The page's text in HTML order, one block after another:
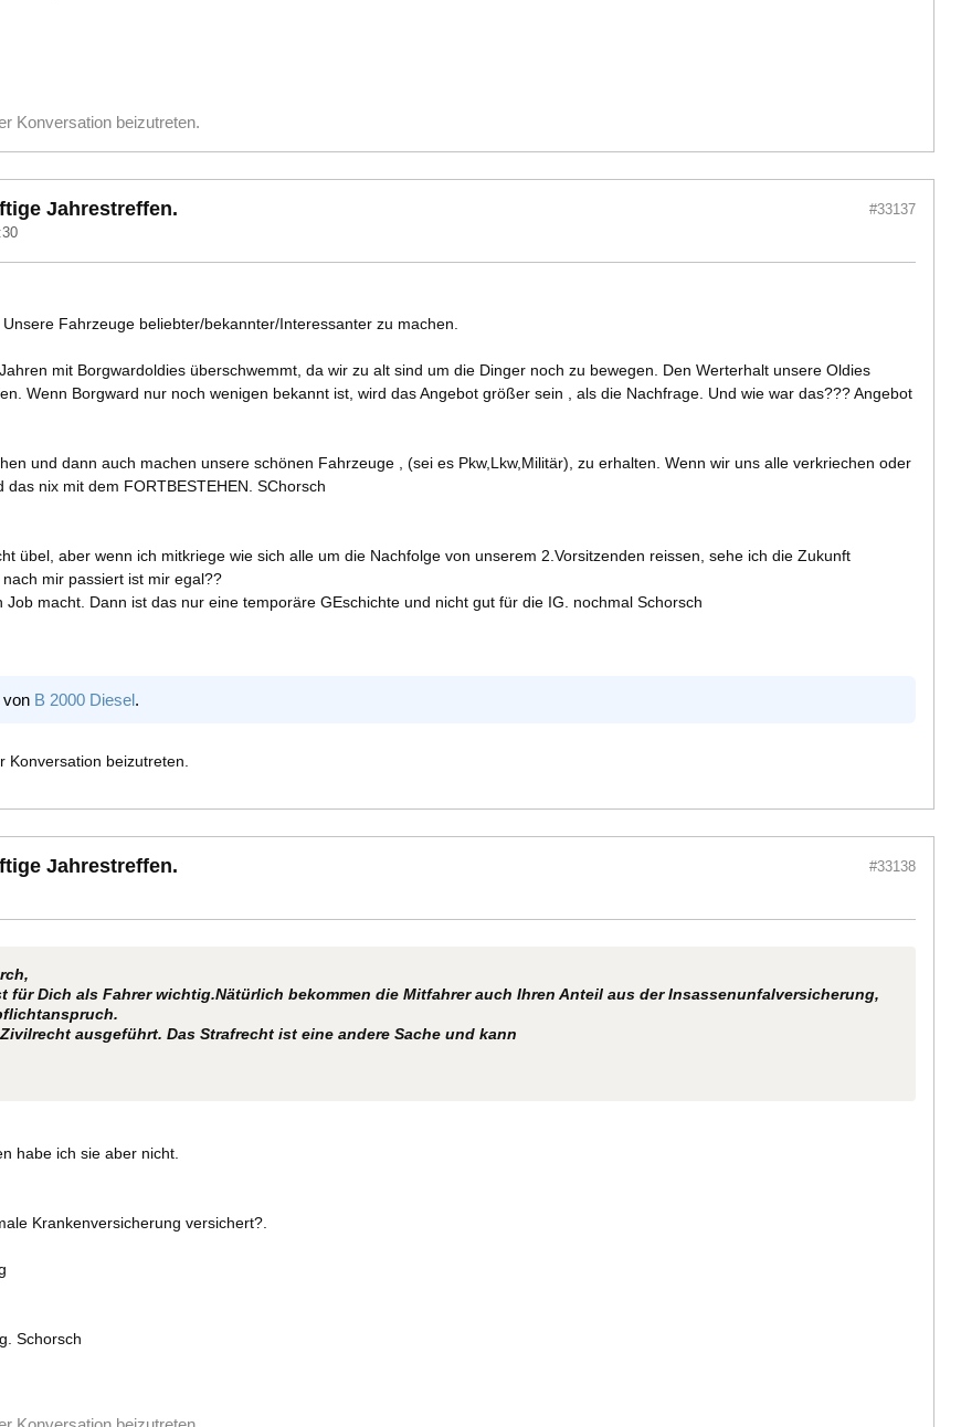
Konversation beizutreten.
Jahrestreffen. #33137
Fahrzeuge beliebter/bekannter/Interessanter zu machen.
mit Borgwardoldies überschwemmt, da wir zu alt sind um die Dinger noch zu bewegen. Den Werterhalt unsere Oldies
Wenn Borgward nur noch wenigen bekannt ist, wird das Angebot größer sein , als die Nachfrage. Und wie war das??? Angebot
und dann auch machen unsere schönen Fahrzeuge , (sei es Pkw,Lkw,Militär), zu erhalten. Wenn wir uns alle verkriechen oder
nix mit dem FORTBESTEHEN. SChorsch
übel, aber wenn ich mitkriege wie sich alle um die Nachfolge von unserem 2.Vorsitzenden reissen, sehe ich die Zukunft
mir passiert ist mir egal??
macht. Dann ist das nur eine temporäre GEschichte und nicht gut für die IG. nochmal Schorsch
von B 2000 Diesel.
Konversation beizutreten.
Jahrestreffen. #33138
Dich als Fahrer wichtig.Nätürlich bekommen die Mitfahrer auch Ihren Anteil aus der Insassenunfalversicherung,
ausgeführt. Das Strafrecht ist eine andere Sache und kann
habe ich sie aber nicht.
Krankenversicherung versichert?.
Schorsch